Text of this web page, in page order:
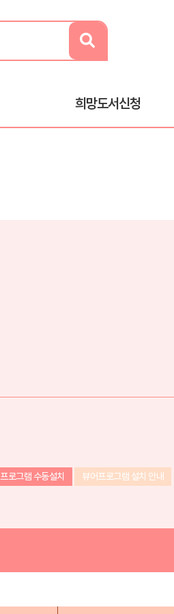
희망도서신청
프로그램 수동설치 뷰어프로그램 설치 안내